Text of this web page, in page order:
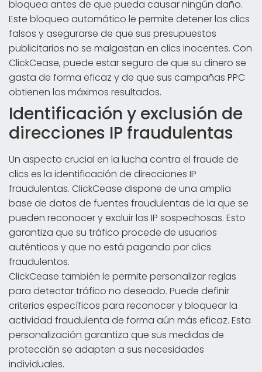
bloquea antes de que pueda causar ningún daño.
Este bloqueo automático le permite detener los clics
falsos y asegurarse de que sus presupuestos
publicitarios no se malgastan en clics inocentes. Con
ClickCease, puede estar seguro de que su dinero se
gasta de forma eficaz y de que sus campañas PPC
obtienen los máximos resultados.
Identificación y exclusión de
direcciones IP fraudulentas
Un aspecto crucial en la lucha contra el fraude de
clics es la identificación de direcciones IP
fraudulentas. ClickCease dispone de una amplia
base de datos de fuentes fraudulentas de la que se
pueden reconocer y excluir las IP sospechosas. Esto
garantiza que su tráfico procede de usuarios
auténticos y que no está pagando por clics
fraudulentos.
ClickCease también le permite personalizar reglas
para detectar tráfico no deseado. Puede definir
criterios específicos para reconocer y bloquear la
actividad fraudulenta de forma aún más eficaz. Esta
personalización garantiza que sus medidas de
protección se adapten a sus necesidades
individuales.